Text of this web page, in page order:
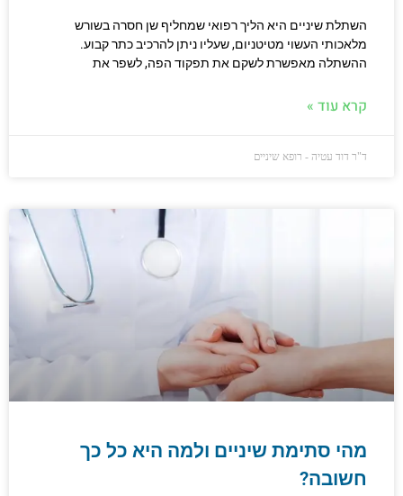
השתלת שיניים היא הליך רפואי שמחליף שן חסרה בשורש
מלאכותי העשוי מטיטניום, שעליו ניתן להרכיב כתר קבוע.
ההשתלה מאפשרת לשקם את תפקוד הפה, לשפר את
קרא עוד »
ד"ר דוד עטיה - רופא שיניים
מהי סתימת שיניים ולמה היא כל כך
חשובה?